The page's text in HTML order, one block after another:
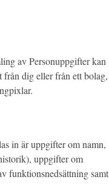
av Personuppgifter kan
från dig eller från ett bolag,
in är uppgifter om namn,
uppgifter om
funktionsnedsättning samt